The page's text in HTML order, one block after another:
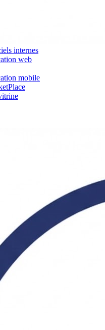
internes
web
mobile